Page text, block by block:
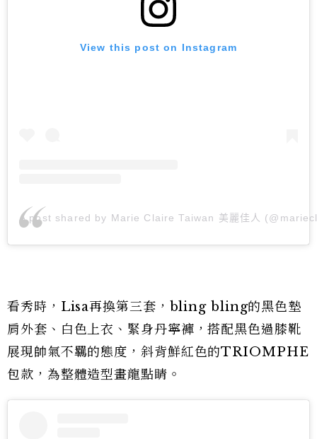
View this post on Instagram
A post shared by Marie Claire Taiwan 美麗佳人
看秀時，Lisa再換第三套，bling bling的黑色墊
肩外套、白色上衣、緊身丹寧褲，搭配黑色過膝靴
展現帥氣不羈的態度，斜背鮮紅色的TRIOMPHE
包款，為整體造型畫龍點睛。